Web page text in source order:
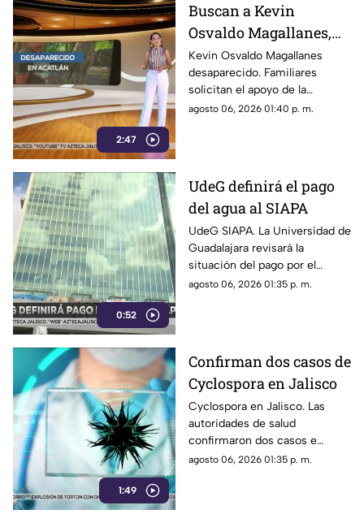
2:47
Buscan a Kevin
Osvaldo Magallanes,
desaparecido en
Acatlán de Juárez
Kevin Osvaldo Magallanes
desaparecido. Familiares
solicitan el apoyo de la
ciudadanía para obtener
agosto 06, 2026 01:40 p. m.
0:52
UdeG definirá el pago
del agua al SIAPA
UdeG SIAPA. La Universidad de
Guadalajara revisará la
situación del pago por el
servicio de agua y determinará
agosto 06, 2026 01:35 p. m.
1:49
Confirman dos casos de
Cyclospora en Jalisco
Cyclospora en Jalisco. Las
autoridades de salud
confirmaron dos casos e
invitan a la población a
agosto 06, 2026 01:35 p. m.